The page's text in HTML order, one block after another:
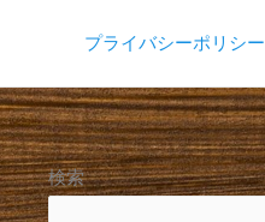
プライバシーポリシー
検索